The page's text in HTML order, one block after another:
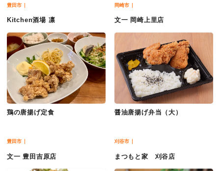
豊田市
Kitchen酒場 凛
鶏の唐揚げ定食
岡崎市
文一 岡崎上里店
醤油唐揚げ弁当（大）
豊田市
文一 豊田吉原店
刈谷市
まつもと家 刈谷店